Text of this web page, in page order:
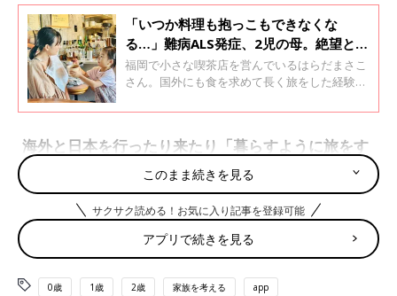
「いつか料理も抱っこもできなくな
る…」難病ALS発症、2児の母。絶望と恐
怖の中、「こんなママでいいの？」と悩
み続ける日々【筋萎縮性側索硬化症】
福岡で小さな喫茶店を営んでいるはらだまさこ
さん。国外にも食を求めて長く旅をした経験
感じるようになります。診断は筋萎縮性側索硬
セイ＆レシピ集『もしもキッチンに立てたな
ら』を出版。「おいしい＝しあわせ」と話し、
子どもたちに母の味を残したい、というまさこ
さんに聞きました。
海外と日本を行ったり来たり「暮らすように旅をす
る」2年間
このまま続きを見る
サクサク読める！お気に入り記事を登録可能
アプリで続きを見る
0歳 1歳 2歳 家族を考える app